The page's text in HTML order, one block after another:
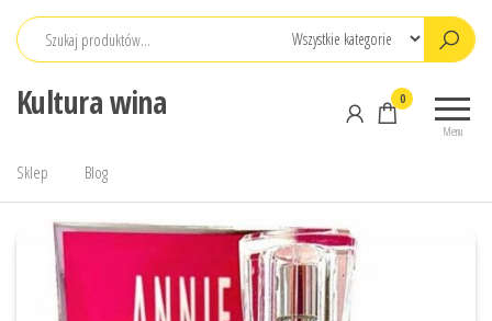
Przejdź
Kultura wina
Menu
0
Sklep Blog